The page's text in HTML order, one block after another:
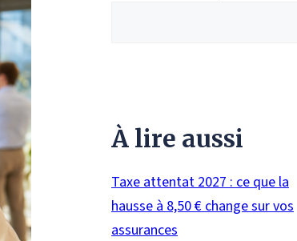
À lire aussi
Taxe attentat 2027 : ce que la
hausse à 8,50 € change sur vos
assurances